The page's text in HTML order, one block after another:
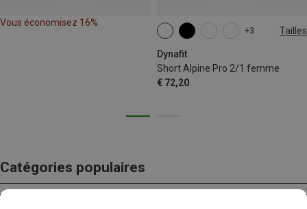
Vous économisez 16%
+3 Tailles
Dynafit
Short Alpine Pro 2/1 femme
€ 72,20
XS S
Catégories populaires